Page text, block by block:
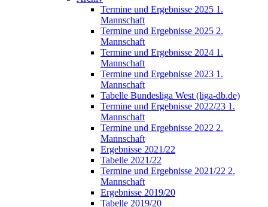
Termine und Ergebnisse 2025 1.
Mannschaft
Termine und Ergebnisse 2025 2.
Mannschaft
Termine und Ergebnisse 2024 1.
Mannschaft
Termine und Ergebnisse 2023 1.
Mannschaft
Tabelle Bundesliga West (liga-db.de)
Termine und Ergebnisse 2022/23 1.
Mannschaft
Termine und Ergebnisse 2022 2.
Mannschaft
Ergebnisse 2021/22
Tabelle 2021/22
Termine und Ergebnisse 2021/22 2.
Mannschaft
Ergebnisse 2019/20
Tabelle 2019/20